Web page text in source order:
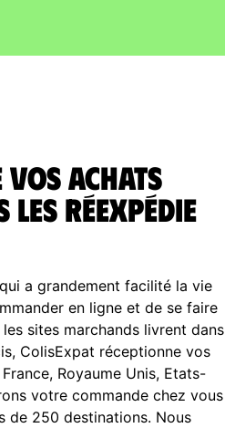
vos achats
les réexpédie
a grandement facilité la vie
en ligne et de se faire
sites marchands livrent dans
ColisExpat réceptionne vos
Royaume Unis, Etats-
votre commande chez vous
de 250 destinations. Nous